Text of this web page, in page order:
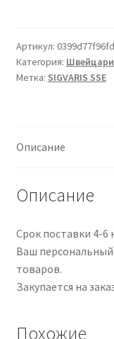
A-
G
KKL1
SVHR
1
Paar
Артикул: 0399d77f96fd
Категория:
Метка: SIGVARIS SSE
Описание
Описание
Срок поставки 4-6
Ваш
товаров.
Закупается на
Похожие